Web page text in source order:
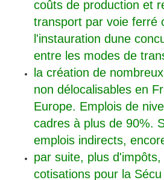
coûts de production et
transport par voie ferré
l'instauration dune
entre les modes de
la création de
non délocalisables en
Europe. Emplois de
cadres à plus de 90%.
emplois indirects,
par suite, plus d'impôts,
cotisations pour la